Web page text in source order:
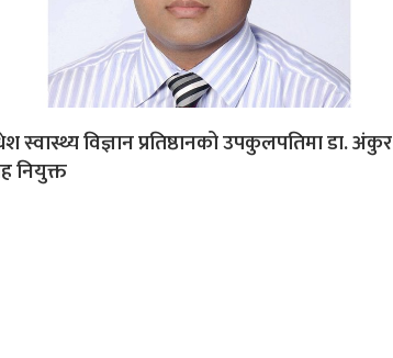
स्वास्थ्य विज्ञान प्रतिष्ठानको उपकुलपतिमा डा. अंकुर
नियुक्त